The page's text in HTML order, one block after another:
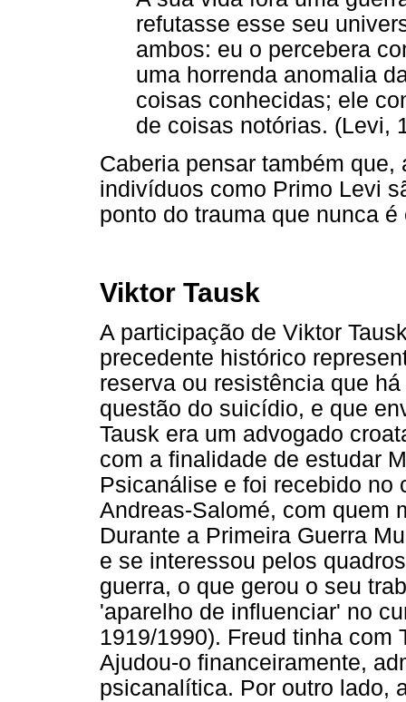
refutasse esse seu
ambos: eu o percebera
uma horrenda anomalia
coisas conhecidas; ele
de coisas notórias. (Levi,
Caberia pensar também
indivíduos como Primo Levi
ponto do trauma que nunca
Viktor Tausk
A participação de Viktor
precedente histórico
reserva ou resistência que
questão do suicídio, e que
Tausk era um advogado
com a finalidade de estudar
Psicanálise e foi recebido no
Andreas-Salomé, com quem
Durante a Primeira Guerra
e se interessou pelos
guerra, o que gerou o seu
'aparelho de influenciar' no
1919/1990). Freud tinha com
Ajudou-o financeiramente,
psicanalítica. Por outro lado,